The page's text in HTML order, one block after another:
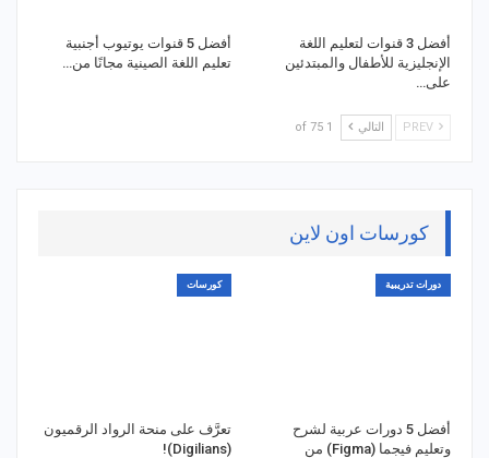
أفضل 3 قنوات لتعليم اللغة
الإنجليزية للأطفال والمبتدئين
على…
أفضل 5 قنوات يوتيوب أجنبية
تعليم اللغة الصينية مجانًا من…
التالي 1 of 75
كورسات اون لاين
دورات تدريبية
أفضل 5 دورات عربية لشرح
وتعليم فيجما (Figma) من
كورسات
تعرَّف على منحة الرواد الرقميون
(Digilians)!